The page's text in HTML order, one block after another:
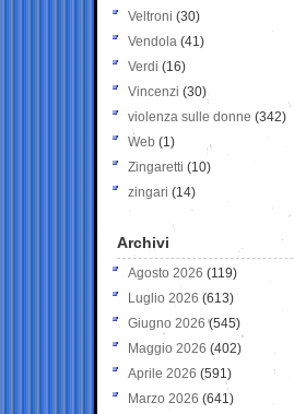
Veltroni (30)
Vendola (41)
Verdi (16)
Vincenzi (30)
violenza sulle donne (342)
Web (1)
Zingaretti (10)
zingari (14)
Archivi
Agosto 2026 (119)
Luglio 2026 (613)
Giugno 2026 (545)
Maggio 2026 (402)
Aprile 2026 (591)
Marzo 2026 (641)